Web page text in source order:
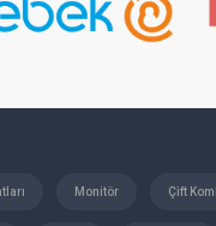
Monitör Çift